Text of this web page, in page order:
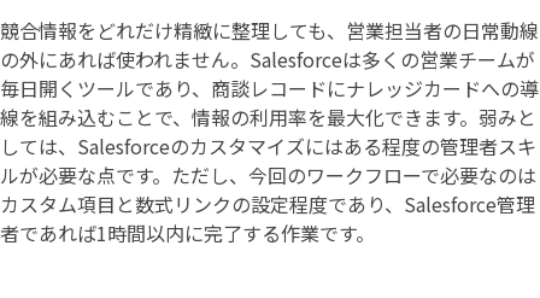
競合情報をどれだけ精緻に整理しても、営業担当者の日常動線
の外にあれば使われません。Salesforceは多くの営業チームが
毎日開くツールであり、商談レコードにナレッジカードへの導
線を組み込むことで、情報の利用率を最大化できます。弱みと
しては、Salesforceのカスタマイズにはある程度の管理者スキ
ルが必要な点です。ただし、今回のワークフローで必要なのは
カスタム項目と数式リンクの設定程度であり、Salesforce管理
者であれば1時間以内に完了する作業です。